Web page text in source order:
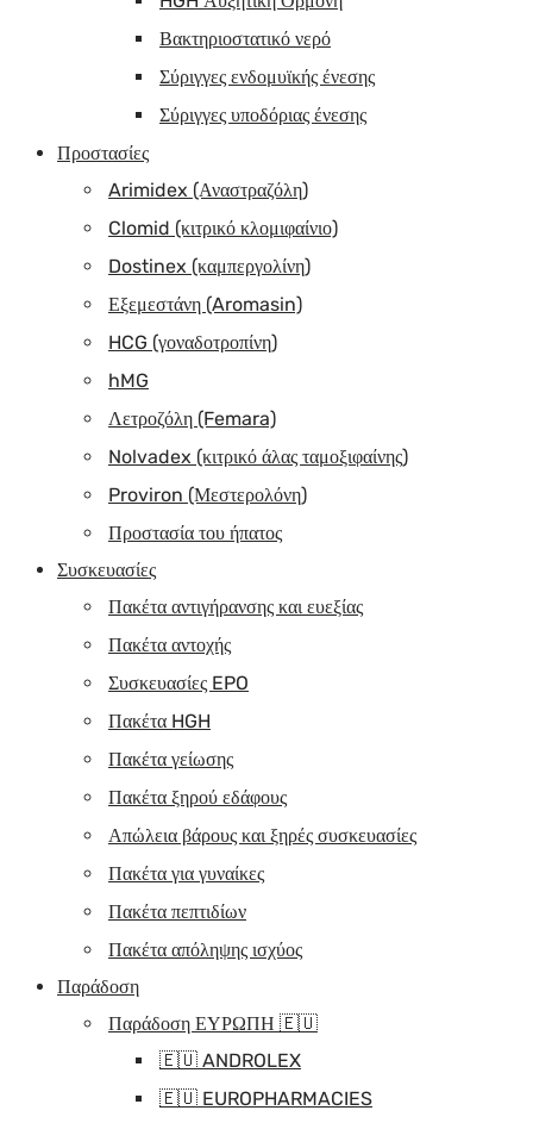
Βακτηριοστατικό νερό
Σύριγγες ενδομυϊκής ένεσης
Σύριγγες υποδόριας ένεσης
Προστασίες
Arimidex (Αναστραζόλη)
Clomid (κιτρικό κλομιφαίνιο)
Dostinex (καμπεργολίνη)
Εξεμεστάνη (Aromasin)
HCG (γοναδοτροπίνη)
hMG
Λετροζόλη (Femara)
Nolvadex (κιτρικό άλας ταμοξιφαίνης)
Proviron (Μεστερολόνη)
Προστασία του ήπατος
Συσκευασίες
Πακέτα αντιγήρανσης και ευεξίας
Πακέτα αντοχής
Συσκευασίες EPO
Πακέτα HGH
Πακέτα γείωσης
Πακέτα ξηρού εδάφους
Απώλεια βάρους και ξηρές συσκευασίες
Πακέτα για γυναίκες
Πακέτα πεπτιδίων
Πακέτα απόληψης ισχύος
Παράδοση
Παράδοση ΕΥΡΩΠΗ 🇪🇺
🇪🇺 ANDROLEX
🇪🇺 EUROPHARMACIES